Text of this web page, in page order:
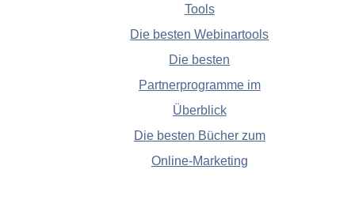
Tools
Die besten Webinartools
Die besten
Partnerprogramme im
Überblick
Die besten Bücher zum
Online-Marketing